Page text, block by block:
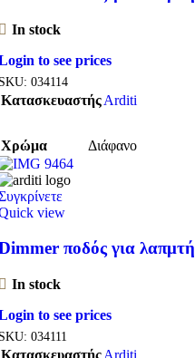
In stock
to see prices
034114
ΚατασκευαστήςArditi
Χρώμα Διάφανο
view
ποδός για
In stock
to see prices
034111
ΚατασκευαστήςArditi